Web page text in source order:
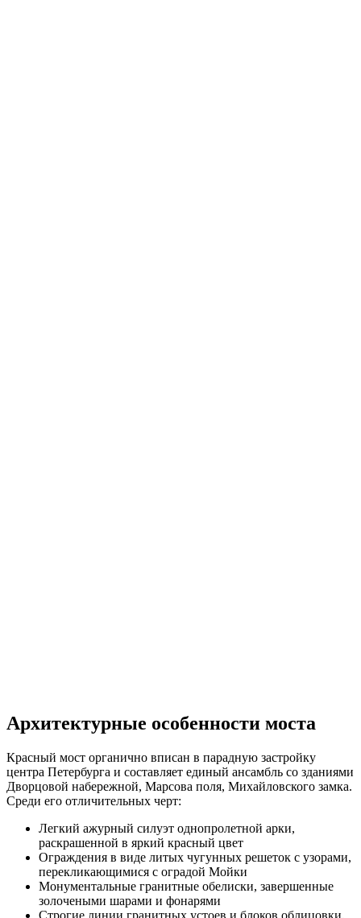
Архитектурные особенности моста
Красный мост органично вписан в парадную застройку
центра Петербурга и составляет единый ансамбль со зданиями
Дворцовой набережной, Марсова поля, Михайловского замка.
Среди его отличительных черт:
Легкий ажурный силуэт однопролетной арки,
раскрашенной в яркий красный цвет
Ограждения в виде литых чугунных решеток с узорами,
перекликающимися с оградой Мойки
Монументальные гранитные обелиски, завершенные
золочеными шарами и фонарями